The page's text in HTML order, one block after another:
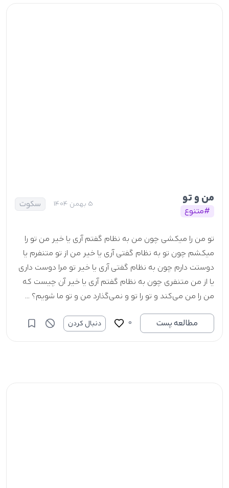
من و تو
#متنوع
5 بهمن 1404 سکوت
تو من را میکشی چون من به نظام گفتم آری یا خیر من تو را
میکشم چون تو به نظام گفتی آری یا خیر من از تو متنفرم یا
دوستت دارم چون به نظام گفتی آری یا خیر تو مرا دوست داری
یا از من متنفری چون به نظام گفتم آری یا خیر آن چیست که
من را من می‌کند و تو را تو و نمی‌گذارد من و تو ما شویم؟ ...
مطالعه پست
0 دنبال کردن